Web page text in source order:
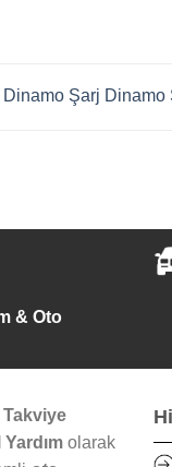
Dinamo Şarj Dinamo
& Oto
olarak